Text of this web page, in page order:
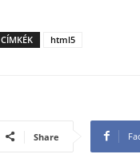
CÍMKÉK html5
Share